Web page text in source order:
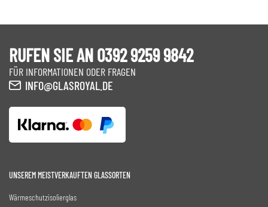
RUFEN SIE AN 0392 9259 9842
FÜR INFORMATIONEN ODER FRAGEN
INFO@GLASROYAL.DE
UNSEREM MEISTVERKAUFTEN GLASSORTEN
Wärmeschutzisolierglas